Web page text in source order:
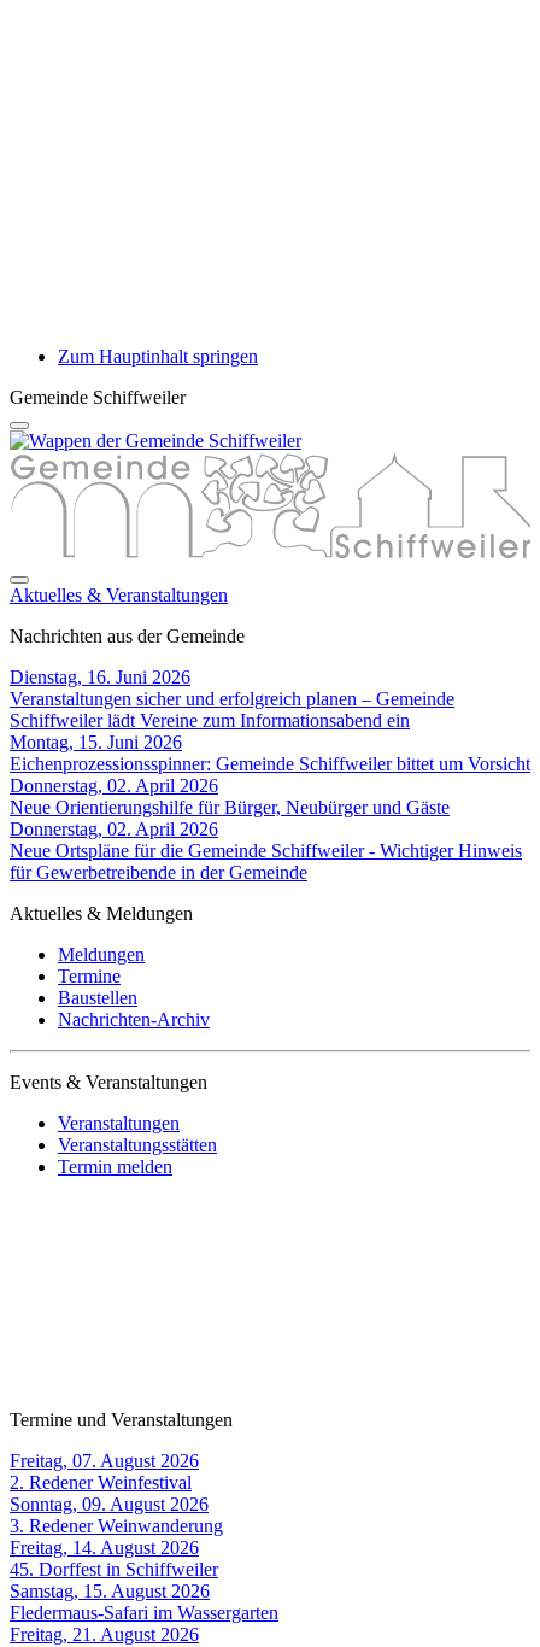
Zum Hauptinhalt springen
Gemeinde Schiffweiler
Aktuelles & Veranstaltungen
Nachrichten aus der Gemeinde
Dienstag, 16. Juni 2026
Veranstaltungen sicher und erfolgreich planen – Gemeinde
Schiffweiler lädt Vereine zum Informationsabend ein
Montag, 15. Juni 2026
Eichenprozessionsspinner: Gemeinde Schiffweiler bittet um Vorsicht
Donnerstag, 02. April 2026
Neue Orientierungshilfe für Bürger, Neubürger und Gäste
Donnerstag, 02. April 2026
Neue Ortspläne für die Gemeinde Schiffweiler - Wichtiger Hinweis
für Gewerbetreibende in der Gemeinde
Aktuelles & Meldungen
Meldungen
Termine
Baustellen
Nachrichten-Archiv
Events & Veranstaltungen
Veranstaltungen
Veranstaltungsstätten
Termin melden
Termine und Veranstaltungen
Freitag, 07. August 2026
2. Redener Weinfestival
Sonntag, 09. August 2026
3. Redener Weinwanderung
Freitag, 14. August 2026
45. Dorffest in Schiffweiler
Samstag, 15. August 2026
Fledermaus-Safari im Wassergarten
Freitag, 21. August 2026